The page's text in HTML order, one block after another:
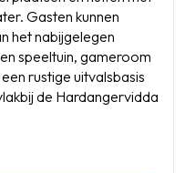
Gasten kunnen
het nabijgelegen
speeltuin, gameroom
rustige uitvalsbasis
de Hardangervidda